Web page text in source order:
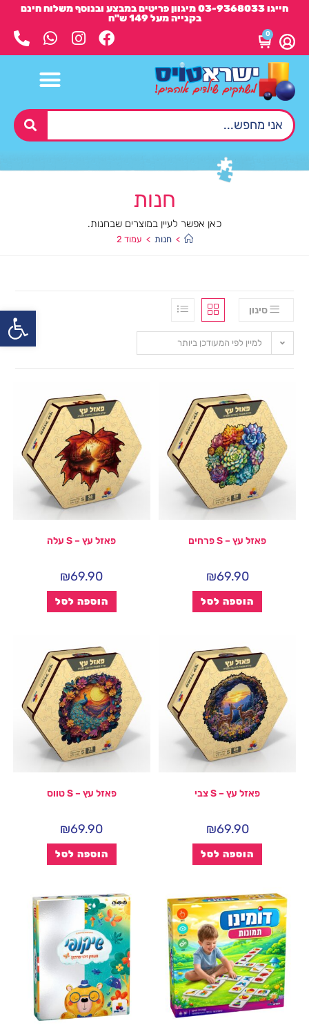
חייגו 03-9368033 מיגוון פריטים במבצע ובנוסף משלוח חינם
בקנייה מעל 149 ש"ח
0
חנות
כאן אפשר לעיין במוצרים שבחנות.
> חנות > עמוד 2
סינון
למיין לפי המעודכן ביותר
פאזל עץ – S פרחים
₪69.90
הוספה לסל
פאזל עץ – S עלה
₪69.90
הוספה לסל
פאזל עץ – S צבי
₪69.90
הוספה לסל
פאזל עץ – S טווס
₪69.90
הוספה לסל